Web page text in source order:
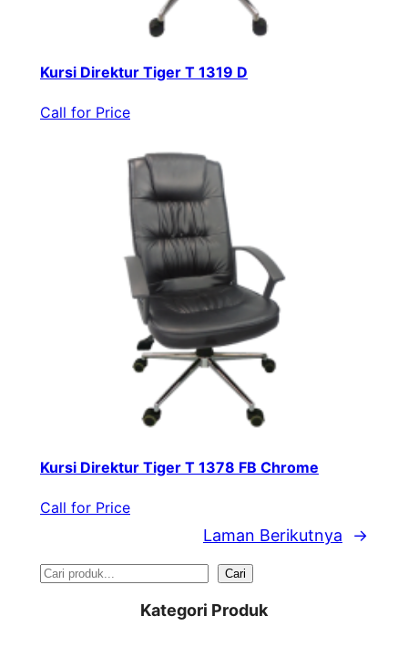
Kursi Direktur Tiger T 1319 D
Call for Price
Kursi Direktur Tiger T 1378 FB Chrome
Call for Price
Laman Berikutnya →
S
Cari
Kategori Produk